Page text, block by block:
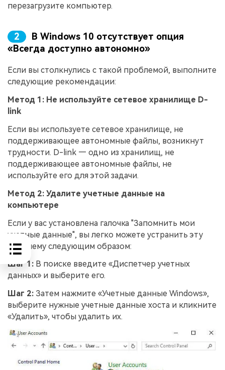
перезагрузите компьютер.
2
В Windows 10 отсутствует опция
«Всегда доступно автономно»
Если вы столкнулись с такой проблемой, выполните
следующие рекомендации:
Метод 1: Не используйте сетевое хранилище D-
link
Если вы используете сетевое хранилище, не
поддерживающее автономные файлы, возникнут
трудности. D-link — одно из хранилищ, не
поддерживающее автономные файлы, не
используйте его для этой задачи.
Метод 2: Удалите учетные данные на
компьютере
Если у вас установлена галочка "Запомнить мои
учетные данные", вы легко можете устранить эту
проблему следующим образом:
Шаг 1: В поиске введите «Диспетчер учетных
данных» и выберите его.
Шаг 2: Затем нажмите «Учетные данные Windows»,
выберите нужные учетные данные хоста и кликните
«Удалить», чтобы удалить их.